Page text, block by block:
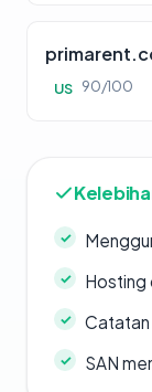
US 90/100
Hosting
Catatan
SAN